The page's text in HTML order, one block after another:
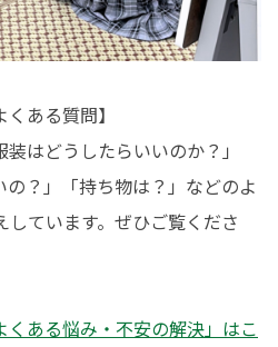
ある質問】
装はどうしたらいいのか？」
の？」「持ち物は？」などのよ
しています。ぜひご覧くださ
くある悩み・不安の解決」はこ